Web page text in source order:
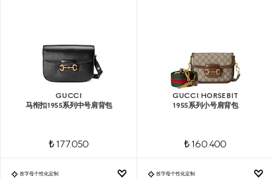
GUCCI
马衔扣1955系列中号肩背包
₺ 177.050
GUCCI HORSEBIT
1955系列小号肩背包
₺ 160.400
首字母个性化定制 首字母个性化定制